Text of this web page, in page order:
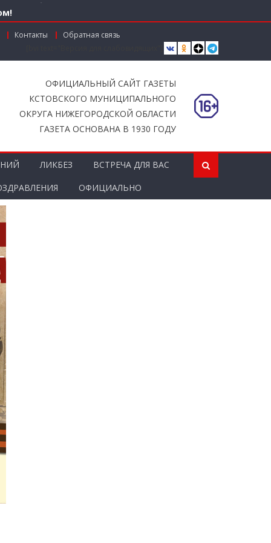
Контакты
Обратная связь
ОФИЦИАЛЬНЫЙ САЙТ ГАЗЕТЫ
КСТОВСКОГО МУНИЦИПАЛЬНОГО
ОКРУГА НИЖЕГОРОДСКОЙ ОБЛАСТИ
ГАЗЕТА ОСНОВАНА В 1930 ГОДУ
ЛИКБЕЗ
ВСТРЕЧА ДЛЯ ВАС
ОФИЦИАЛЬНО